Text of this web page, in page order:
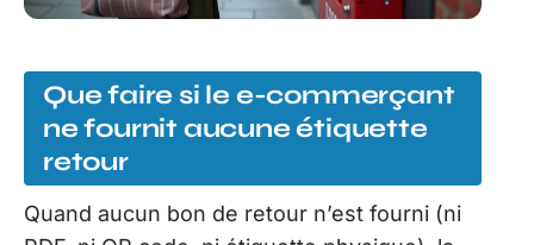
Que faire si le e-commerçant
ne fournit aucune étiquette
retour
Quand aucun bon de retour n’est fourni (ni